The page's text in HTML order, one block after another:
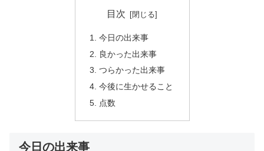
目次
今日の出来事
良かった出来事
つらかった出来事
今後に生かせること
点数
今日の出来事